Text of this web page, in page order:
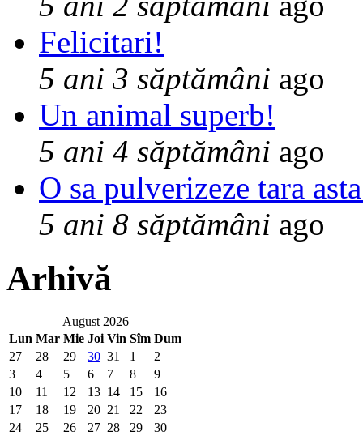
Felicitari!
5 ani 3 săptămâni ago
Un animal superb!
5 ani 4 săptămâni ago
O sa pulverizeze tara
5 ani 8 săptămâni ago
Arhivă
August 2026
Lun Mar Mie Joi Vin Sîm Dum
27
28 29 30 31 1
2
3
4 5 6 7 8
9
10
11 12 13 14 15
16
17
18 19 20 21 22
23
24
25 26 27 28 29
30